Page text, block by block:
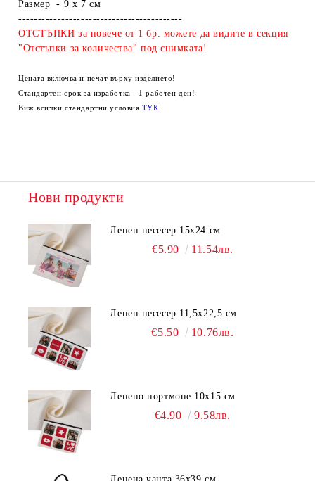
Размер - 9 х 7 см
------------------------------------------
ОТСТЪПКИ за повече от 1 бр. можете да видите в секция
"Отстъпки за количества" под снимката!
Цената включва и печат върху изделието!
Стандартен срок за изработка - 1 работен ден!
Виж всички стандартни условия ТУК
Нови продукти
Ленен несесер 15х24 см
€5.90 11.54лв.
Ленен несесер 11,5х22,5 см
€5.50 10.76лв.
Ленено портмоне 10х15 см
€4.90 9.58лв.